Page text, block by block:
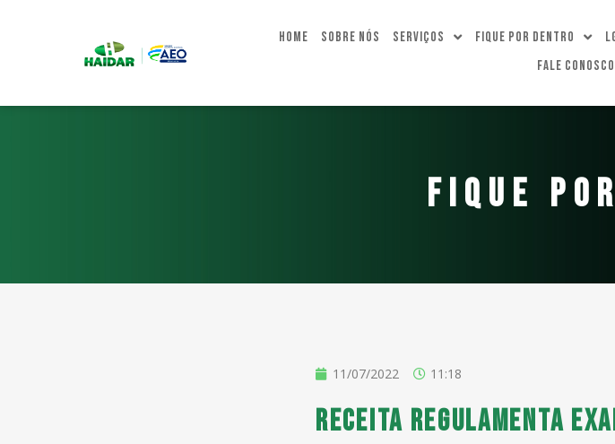
Home Sobre Nós Serviços Fique Por dentro
Fale Conosco
FIQUE
11/07/2022 11:18
Receita regulamenta